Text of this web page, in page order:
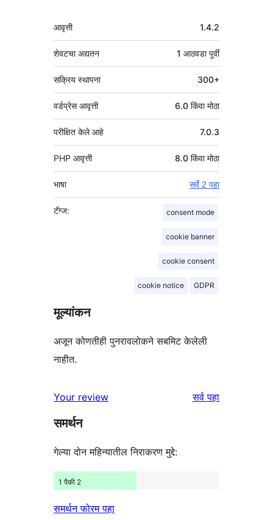
मेटा
आवृत्ती 1.4.2
शेवटचा अद्यतन 1 आठवडापूर्वी
सक्रिय स्थापना 300+
वर्डप्रेस आवृत्ती 6.0 किंवा मोठा
परीक्षित केले आहे 7.0.3
PHP आवृत्ती 8.0 किंवा मोठा
भाषा सर्वे 2 पहा
टॅग्ज: consent mode
cookie banner
cookie consent
cookie notice GDPR
मूल्यांकन
अजून कोणतीही पुनरावलोकने सबमिट केलेली
नाहीत.
Your review सर्वपुनरावलोकने
पहा
समर्थन
गेल्या दोन महिन्यातील निराकरण मुद्दे:
1 पैकी 2
समर्थन फोरम पहा